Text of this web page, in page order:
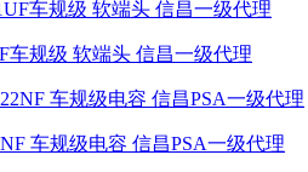
车规级 软端头 信昌一级代理
车规级电容 信昌PSA一级代理